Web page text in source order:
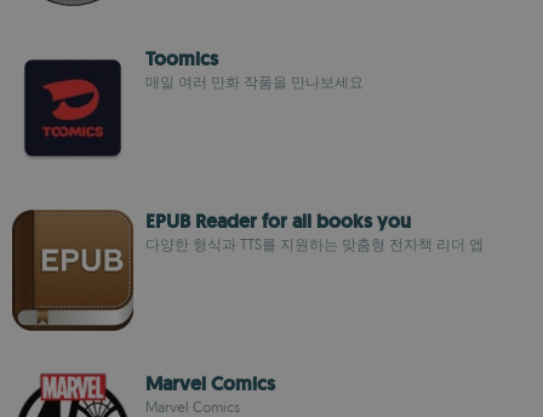
Toomics
매일 여러 만화 작품을 만나보세요
EPUB Reader for all books you
다양한 형식과 TTS를 지원하는 맞춤형 전자책 리더 앱
Marvel Comics
Marvel Comics